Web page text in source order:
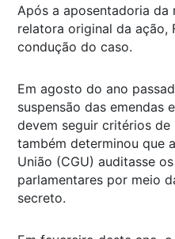
Após a aposentadoria da
relatora original da ação,
condução do caso.
Em agosto do ano
suspensão das emendas
devem seguir critérios
também determinou que
União (CGU) auditasse
parlamentares por meio
secreto.